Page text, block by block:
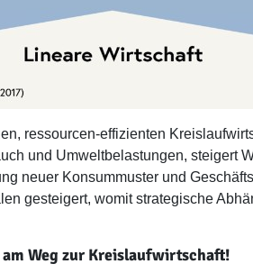
ressourcen-effizienten
und Umweltbelastungen, steigert
neuer Konsummuster und
gesteigert, womit strategische
Weg zur Kreislaufwirtschaft!